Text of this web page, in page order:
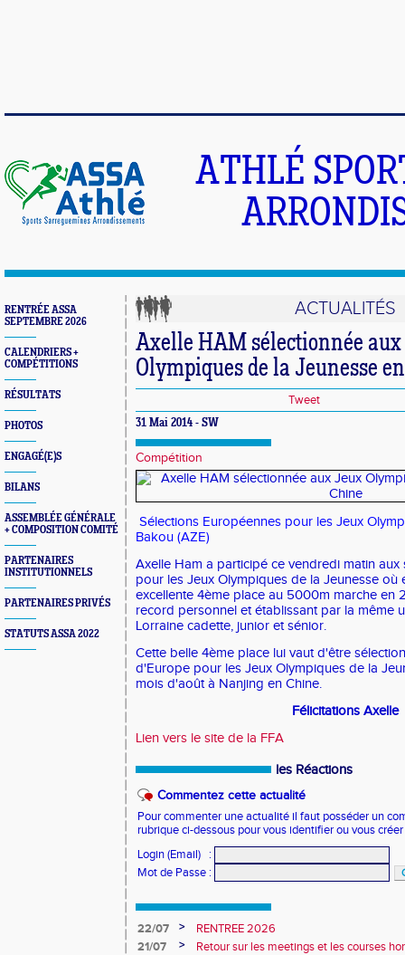
ATHLÉ
RENTRÉE ASSA
SEPTEMBRE 2026
CALENDRIERS +
COMPÉTITIONS
RÉSULTATS
PHOTOS
ENGAGÉ(E)S
BILANS
ASSEMBLÉE GÉNÉRALE
+ COMPOSITION COMITÉ
PARTENAIRES
INSTITUTIONNELS
PARTENAIRES PRIVÉS
STATUTS ASSA 2022
ACTUALITÉS
Axelle HAM sélectionnée
Olympiques de la Jeunesse
Tweet
31 Mai 2014 - SW
Compétition
Sélections Européennes pour les Jeux
Bakou (AZE)
Axelle Ham a participé ce vendredi matin
pour les Jeux Olympiques de la Jeunesse où
excellente 4ème place au 5000m marche en
record personnel et établissant par la même
Lorraine cadette, junior et sénior.
Cette belle 4ème place lui vaut d'être
d'Europe pour les Jeux Olympiques de la
mois d'août à Nanjing en Chine.
Félicitations Axelle
Lien vers le site de la FFA
les Réactions
Commentez cette actualité
Pour commenter une actualité il faut posséder un
rubrique ci-dessous pour vous identifier ou vous
Login (Email)
:
Mot de Passe :
22/07 >
RENTREE 2026
21/07
>
Retour sur les meetings et les courses